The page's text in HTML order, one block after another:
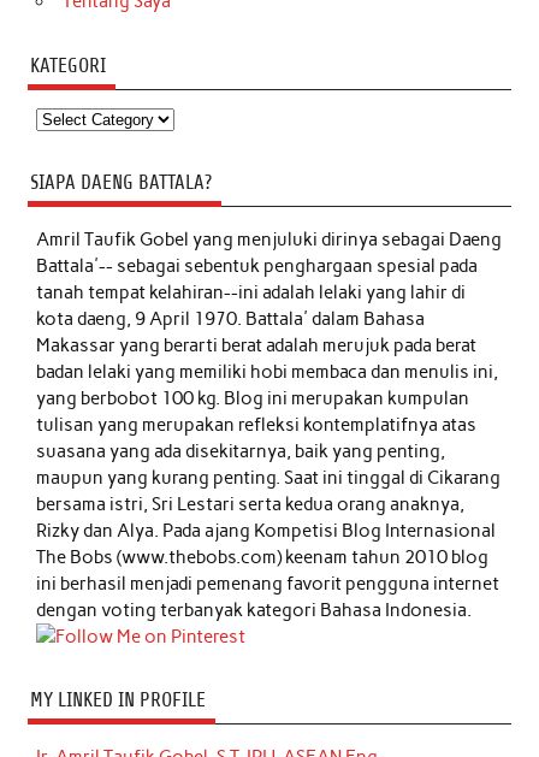
KATEGORI
Kategori
SIAPA DAENG BATTALA?
Amril Taufik Gobelyang menjuluki dirinya sebagai Daeng
Battala'-- sebagai sebentuk penghargaan spesial pada
tanah tempat kelahiran--ini adalah lelaki yang lahir di
kota daeng, 9 April 1970. Battala' dalam Bahasa
Makassar yang berarti berat adalah merujuk pada berat
badan lelaki yang memiliki hobi membaca dan menulis ini,
yang berbobot 100 kg. Blog ini merupakan kumpulan
tulisan yang merupakan refleksi kontemplatifnya atas
suasana yang ada disekitarnya, baik yang penting,
maupun yang kurang penting. Saat ini tinggal di Cikarang
bersama istri, Sri Lestari serta kedua orang anaknya,
Rizky dan Alya. Pada ajang Kompetisi Blog Internasional
The Bobs (www.thebobs.com) keenam tahun 2010 blog
ini berhasil menjadi pemenang favorit pengguna internet
dengan voting terbanyak kategori Bahasa Indonesia.
MY LINKED IN PROFILE